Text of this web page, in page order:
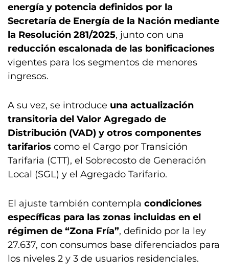
energía y potencia definidos por la
Secretaría de Energía de la Nación mediante
la Resolución 281/2025, junto con una
reducción escalonada de las bonificaciones
vigentes para los segmentos de menores
ingresos.
A su vez, se introduce una actualización
transitoria del Valor Agregado de
Distribución (VAD) y otros componentes
tarifarios como el Cargo por Transición
Tarifaria (CTT), el Sobrecosto de Generación
Local (SGL) y el Agregado Tarifario.
El ajuste también contempla condiciones
específicas para las zonas incluidas en el
régimen de “Zona Fría”, definido por la ley
27.637, con consumos base diferenciados para
los niveles 2 y 3 de usuarios residenciales.